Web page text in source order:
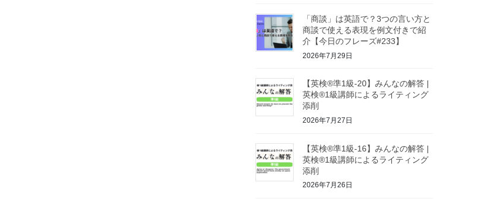
「商談」は英語で？3つの言い方と
商談で使える表現を例文付きで紹
介【今日のフレーズ#233】
2026年7月29日
【英検®準1級-20】みんなの解答 |
英検®1級講師によるライティング
添削
2026年7月27日
【英検®準1級-16】みんなの解答 |
英検®1級講師によるライティング
添削
2026年7月26日